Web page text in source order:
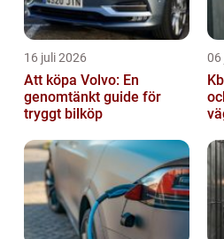
16 juli 2026
Att köpa Volvo: En
genomtänkt guide för
tryggt bilköp
06
Kbt